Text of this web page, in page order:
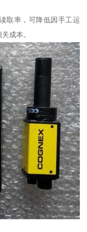
取率，可降低因手工运
成本。